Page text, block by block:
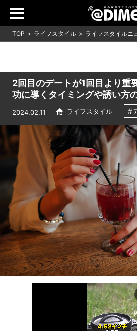
TOP ライフスタイル ライフスタイルニ
2回目のデートが1回目より重
功に導くタイミングや誘い方
2024.02.11 ライフスタイル #